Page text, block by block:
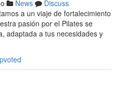
News
Discuss
a un viaje de fortalecimiento
pasión por el Pilates se
adaptada a tus necesidades y